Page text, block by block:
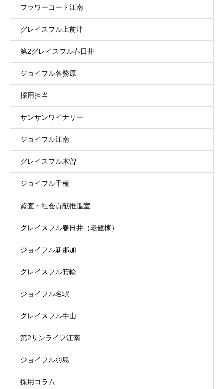
フラワーコート江南
グレイスフル上前津
第2グレイスフル春日井
ジョイフル各務原
採用担当
サンサンワイナリー
ジョイフル江南
グレイスフル木曽
ジョイフル千種
監査・社会貢献推進室
グレイスフル春日井（老健棟）
ジョイフル新那加
グレイスフル箕輪
ジョイフル名駅
グレイスフル牛山
第2サンライフ江南
ジョイフル羽島
採用コラム